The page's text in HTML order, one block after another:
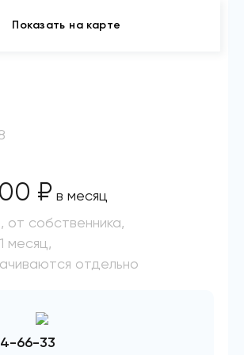
Показать на карте
₽ в месяц
от собственника,
месяц,
отдельно
66-33